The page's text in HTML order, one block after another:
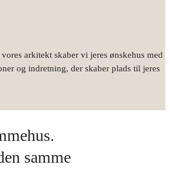
arkitekt skaber vi jeres ønskehus med
og indretning, der skaber plads til jeres
samme